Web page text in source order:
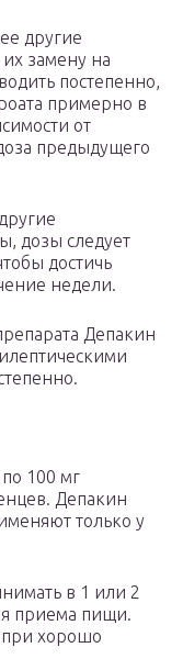
другие
замену на
постепенно,
примерно в
от
предыдущего
дозы следует
достичь
недели.
Депакин
100 мг
Депакин
только у
в 1 или 2
приема пищи.
хорошо